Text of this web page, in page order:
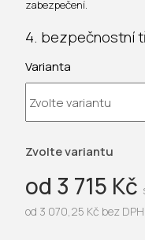
5
hvězdiček.
od 3 715 Kč
od 3 070,25 Kč bez DPH
Zvolte variantu
Varianta
zabezpečení.
4. bezpečnostní